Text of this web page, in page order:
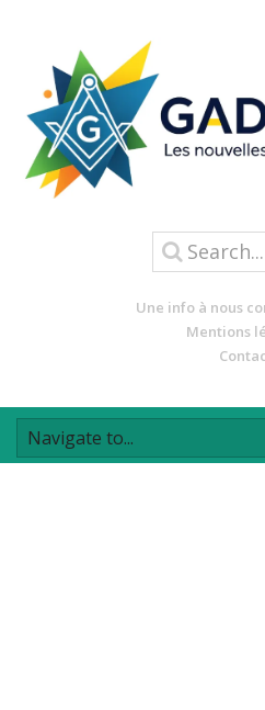
Une info à nous
Mentions